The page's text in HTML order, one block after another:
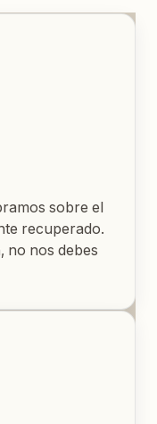
sobre el
recuperado.
no nos debes